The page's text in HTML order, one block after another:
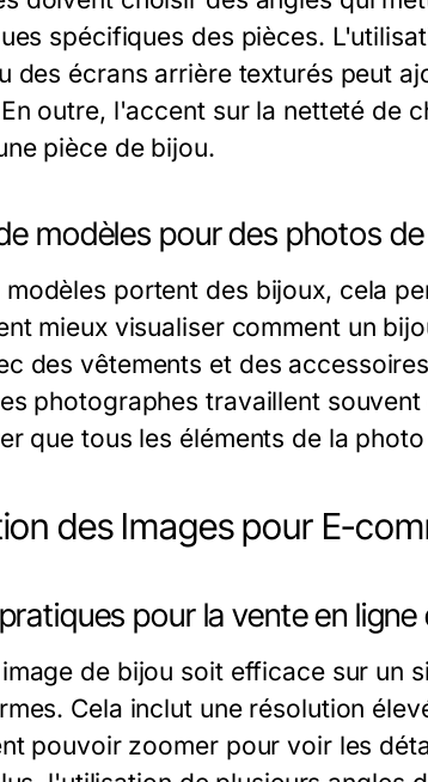
spécifiques des pièces.
des écrans arrière texturés peut
outre, l'accent sur la netteté de
pièce de bijou.
modèles pour des photos
portent des bijoux, cela
mieux visualiser comment un
des vêtements et des
photographes travaillent
que tous les éléments de la
des Images pour E-
pour la vente en ligne
de bijou soit efficace sur un
Cela inclut une résolution
pouvoir zoomer pour voir les